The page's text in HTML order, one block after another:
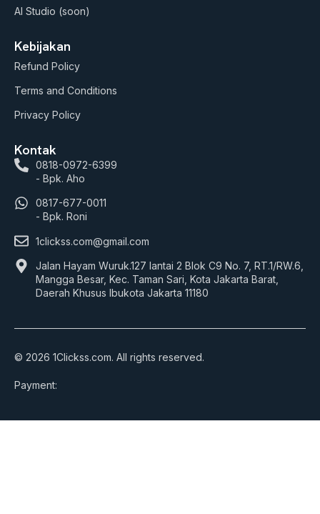
AI Studio (soon)
Kebijakan
Refund Policy
Terms and Conditions
Privacy Policy
Kontak
0818-0972-6399
- Bpk. Aho
0817-677-0011
- Bpk. Roni
1clickss.com@gmail.com
Jalan Hayam Wuruk.127 lantai 2 Blok C9 No. 7, RT.1/RW.6,
Mangga Besar, Kec. Taman Sari, Kota Jakarta Barat,
Daerah Khusus Ibukota Jakarta 11180
© 2026 1Clickss.com. All rights reserved.
Payment: